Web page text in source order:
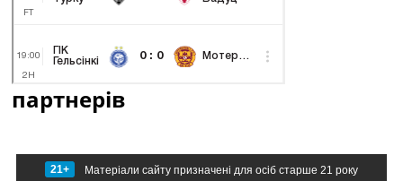
партнерів
21+ Матеріали сайту призначені для осіб старше 21 року